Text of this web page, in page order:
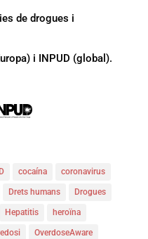
de drogues i
i INPUD (global).
cocaína coronavirus
Drets humans Drogues
Hepatitis heroïna
OverdoseAware